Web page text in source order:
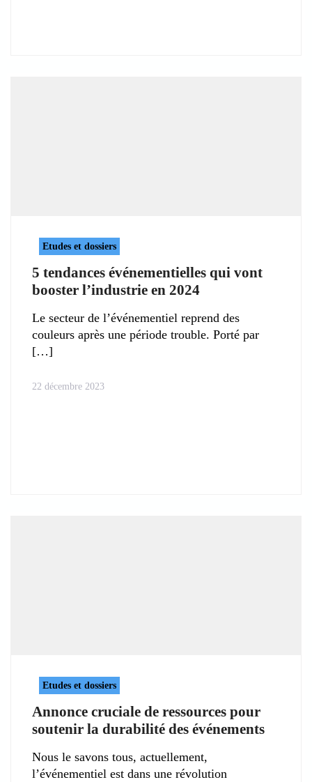
Etudes et dossiers
5 tendances événementielles qui vont
booster l’industrie en 2024
Le secteur de l’événementiel reprend des
couleurs après une période trouble. Porté par
22 décembre 2023
Etudes et dossiers
Annonce cruciale de ressources pour
soutenir la durabilité des événements
Nous le savons tous, actuellement,
l’événementiel est dans une révolution